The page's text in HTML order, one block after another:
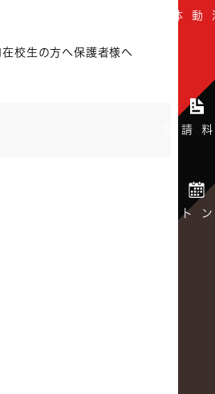
在校生の方へ保護者様へ